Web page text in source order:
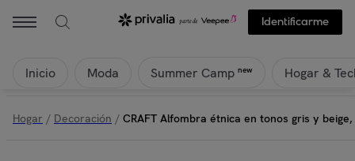
Identificarme
Inicio Moda Summer Camp new Hogar &
Hogar / Decoración / CRAFT Alfombra étnica en tonos gris y